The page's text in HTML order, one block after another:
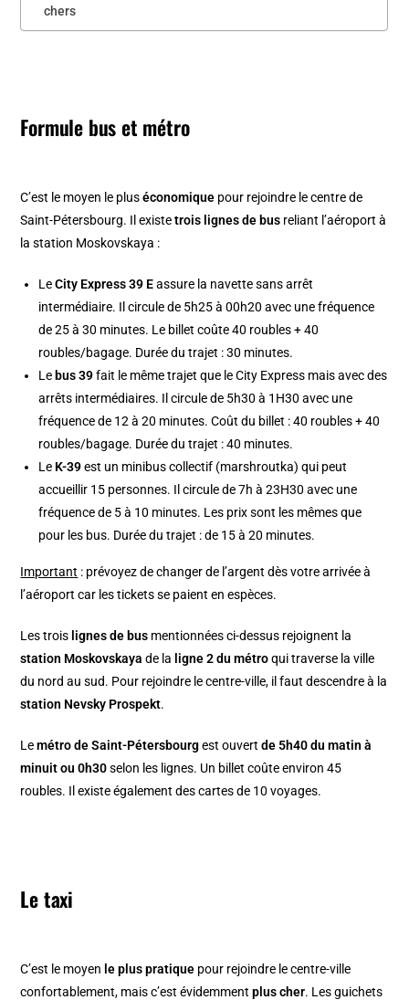
chers
Formule bus et métro
C’est le moyen le pluséconomique pour rejoindre le centre de
Saint-Pétersbourg. Il existetrois lignes de bus reliant l’aéroport à
la station Moskovskaya :
LeCity Express 39 Eassure la navette sans arrêt
intermédiaire. Il circule de 5h25 à 00h20 avec une fréquence
de 25 à 30 minutes. Le billet coûte 40 roubles + 40
roubles/bagage. Durée du trajet : 30 minutes.
Le bus 39fait le même trajet que le City Express mais avec des
arrêts intermédiaires. Il circule de 5h30 à 1H30 avec une
fréquence de 12 à 20 minutes. Coût du billet : 40 roubles + 40
roubles/bagage. Durée du trajet : 40 minutes.
Le K-39est un minibus collectif (marshroutka) qui peut
accueillir 15 personnes. Il circule de 7h à 23H30 avec une
fréquence de 5 à 10 minutes. Les prix sont les mêmes que
pour les bus. Durée du trajet : de 15 à 20 minutes.
Important : prévoyez de changer de l’argent dès votre arrivée à
l’aéroport car les tickets se paient en espèces.
Les trois lignes de bus mentionnées ci-dessus rejoignent la
station Moskovskaya de la ligne 2 du métroqui traverse la ville
du nord au sud. Pour rejoindre le centre-ville, il faut descendre à la
station Nevsky Prospekt.
Lemétro de Saint-Pétersbourgest ouvertde 5h40 du matin à
minuit ou 0h30selon les lignes. Un billet coûte environ 45
roubles. Il existe également des cartes de 10 voyages.
Le taxi
C’est le moyen le plus pratique pour rejoindre le centre-ville
confortablement, mais c’est évidemmentplus cher. Les guichets